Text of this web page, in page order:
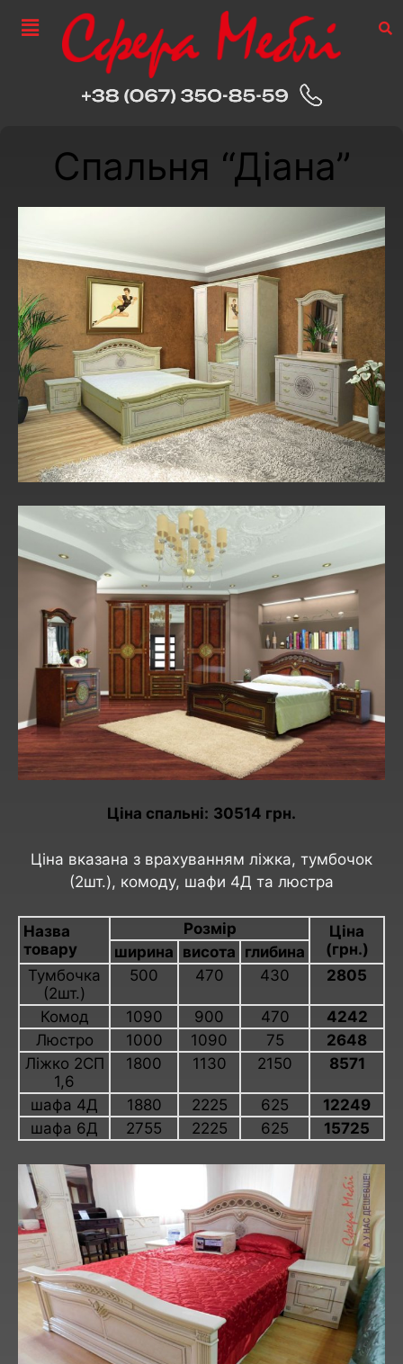
Спальня “Діана”
Ціна спальні: 30514 грн.
Ціна вказана з врахуванням ліжка, тумбочок
(2шт.), комоду, шафи 4Д та люстра
Назва
товару
Розмір
Ціна
(грн.)
ширина висота глибина
Тумбочка
(2шт.)
500 470 430 2805
Комод 1090 900 470
4242
Люстро
1000 1090 75
2648
Ліжко 2СП
1,6
1800 1130 2150 8571
шафа 4Д 1880 2225 625
12249
шафа 6Д
2755 2225 625 15725